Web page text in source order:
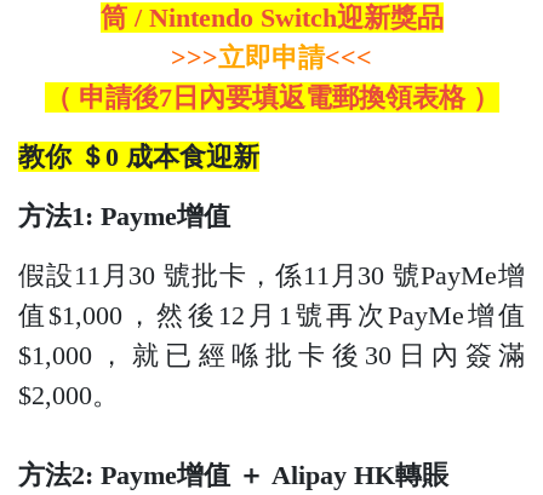
筒 / Nintendo Switch迎新獎品
>>>立即申請<<<
（ 申請後7日內要填返電郵換領表格 ）
教你 ＄0 成本食迎新
方法1: Payme增值
假設11月30 號批卡，係11月30 號PayMe增
值$1,000，然後12月1號再次PayMe增值
$1,000，就已經喺批卡後30日內簽滿
$2,000。
方法2: Payme增值 ＋ Alipay HK轉賬